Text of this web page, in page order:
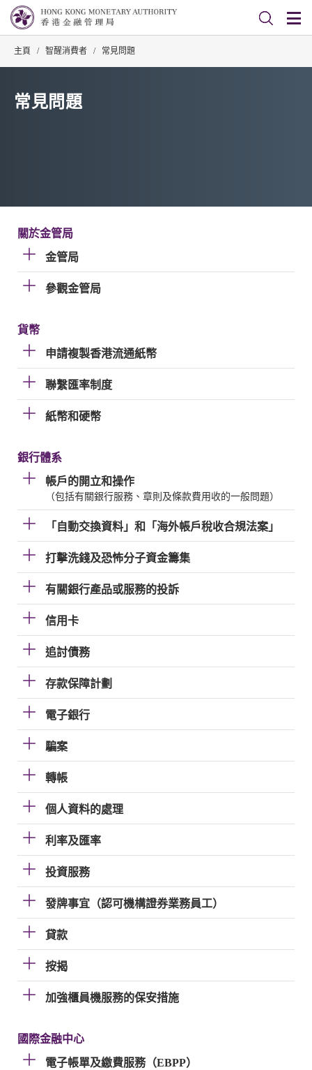
主頁 / 智醒消費者 / 常見問題
常見問題
關於金管局
金管局
參觀金管局
貨幣
申請複製香港流通紙幣
聯繫匯率制度
紙幣和硬幣
銀行體系
帳戶的開立和操作
（包括有關銀行服務、章則及條款費用收的一般問題）
「自動交換資料」和「海外帳戶稅收合規法案」
打擊洗錢及恐怖分子資金籌集
有關銀行產品或服務的投訴
信用卡
追討債務
存款保障計劃
電子銀行
騙案
轉帳
個人資料的處理
利率及匯率
投資服務
發牌事宜（認可機構證券業務員工）
貸款
按揭
加強櫃員機服務的保安措施
國際金融中心
電子帳單及繳費服務（EBPP）